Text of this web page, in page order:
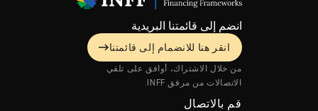
انضم إلى قائمتنا البريدية
انقر هنا للانضمام إلى قائمتنا
من خلال الاشتراك، أوافق على تلقي
الاتصالات من مرفق INFF.
قم بالاتصال